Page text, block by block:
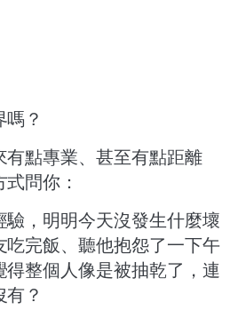
？
點專業、甚至有點距離
問你：
，明明今天沒發生什麼壞
完飯、聽他抱怨了一下午
整個人像是被抽乾了，連
？